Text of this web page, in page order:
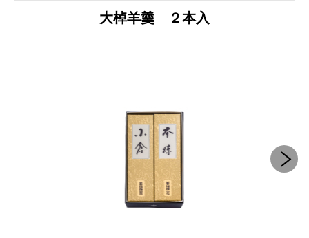
大棹羊羹 ２本入